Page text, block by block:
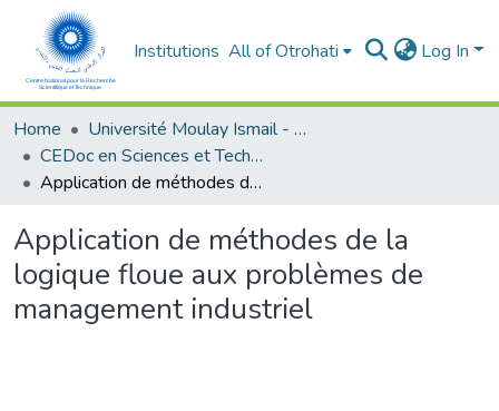
Institutions All of Otrohati Log In
Home
Université Moulay Ismail - Meknès
CEDoc en Sciences et Techniques et Sciences Médicales (CED - STSM)
Application de méthodes de la logique floue aux problèmes de management industriel
Application de méthodes de la
logique floue aux problèmes de
management industriel